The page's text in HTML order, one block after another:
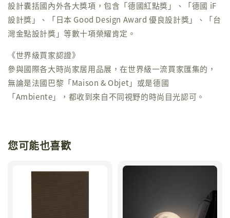
設計囊括國內外各大獎項，包含「德國紅點獎」、「德國 iF
設計獎」、「日本 Good Design Award 優良設計獎」、「台
灣金點設計獎」等數十項榮耀肯定。
《世界級買家認證》
參與國際各大時尚家居用品展，在世界級一流買家匯集的，
無論是法國巴黎「Maison & Objet」或是德國
「Ambiente」，都收到來自不同視野的時尚目光認可。
您可能也喜歡